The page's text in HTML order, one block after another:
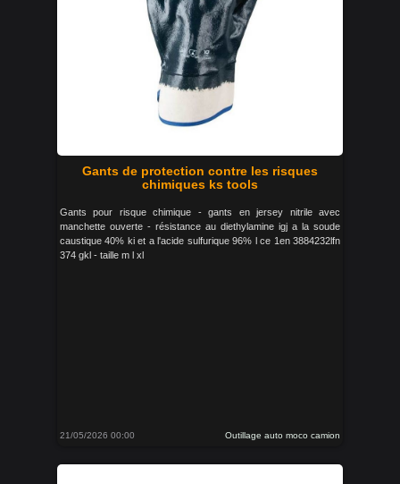
Gants de protection contre les risques
chimiques ks tools
Gants pour risque chimique - gants en jersey nitrile avec
manchette ouverte - résistance au diethylamine igj a la soude
caustique 40% ki et a l'acide sulfurique 96% l ce 1en 3884232lfn
374 gkl - taille m l xl
21/05/2026 00:00 Outillage auto moco camion